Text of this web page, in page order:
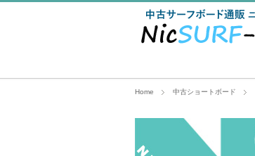
Home 中古ショートボード